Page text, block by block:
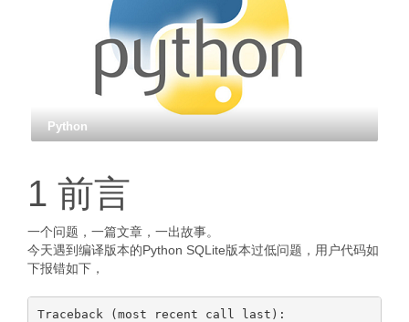
Python
1 前言
一个问题，一篇文章，一出故事。
今天遇到编译版本的Python SQLite版本过低问题，用户代码如
下报错如下，
Traceback (most recent call last):